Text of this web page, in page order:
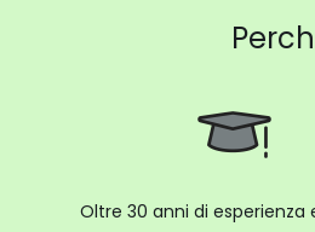
Oltre 30 anni di esperienza